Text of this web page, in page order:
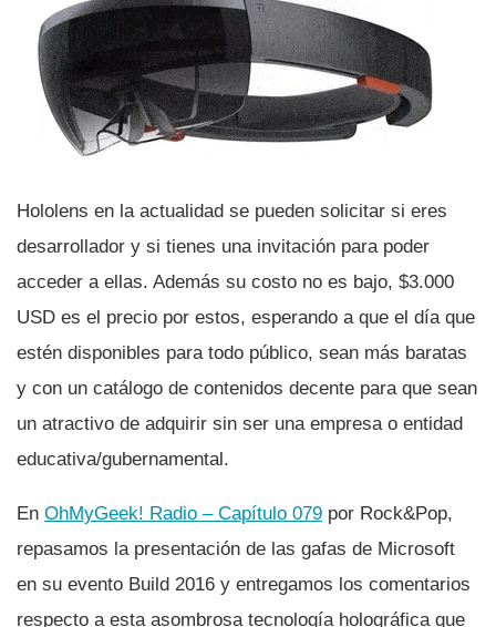
Hololens en la actualidad se pueden solicitar si eres
desarrollador y si tienes una invitación para poder
acceder a ellas. Además su costo no es bajo, $3.000
USD es el precio por estos, esperando a que el dí­a que
estén disponibles para todo público, sean más baratas
y con un catálogo de contenidos decente para que sean
un atractivo de adquirir sin ser una empresa o entidad
educativa/gubernamental.
En OhMyGeek! Radio – Capí­tulo 079 por Rock&Pop,
repasamos la presentación de las gafas de Microsoft
en su evento Build 2016 y entregamos los comentarios
respecto a esta asombrosa tecnologí­a holográfica que